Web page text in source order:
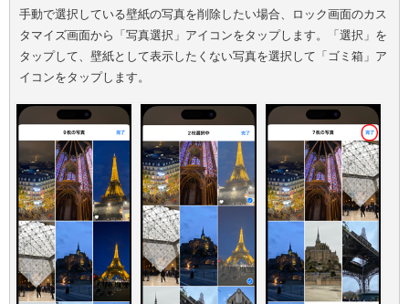
手動で選択している壁紙の写真を削除したい場合、ロック画面のカス
タマイズ画面から「写真選択」アイコンをタップします。「選択」を
タップして、壁紙として表示したくない写真を選択して「ゴミ箱」ア
イコンをタップします。